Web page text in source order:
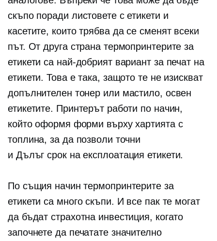
скъпо поради листовете с етикети и
касетите, които трябва да се сменят всеки
път. От друга страна термопринтерите за
етикети са най-добрият вариант за печат на
етикети. Това е така, защото те не изискват
допълнителен тонер или мастило, освен
етикетите. Принтерът работи по начин,
който оформя форми върху хартията с
топлина, за да позволи точни
и Дълъг срок на експлоатация етикети.
По същия начин термопринтерите за
етикети са много скъпи. И все пак те могат
да бъдат страхотна инвестиция, когато
започнете да печатате значително